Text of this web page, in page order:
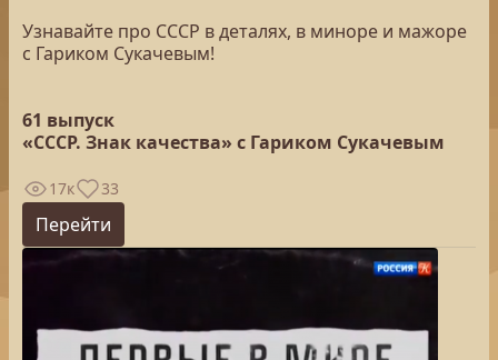
Узнавайте про СССР в деталях, в миноре и мажоре
с Гариком Сукачевым!
61 выпуск
«СССР. Знак качества» с Гариком Сукачевым
17к 33
Перейти